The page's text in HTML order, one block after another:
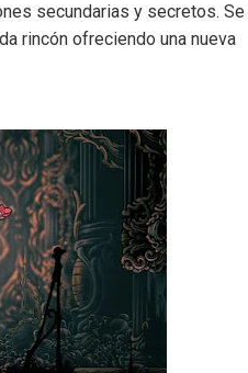
secundarias y secretos.
rincón ofreciendo una nueva